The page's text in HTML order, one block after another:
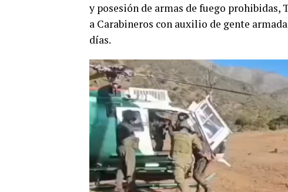
y posesión de armas de fuego
a Carabineros con auxilio de gente
días.